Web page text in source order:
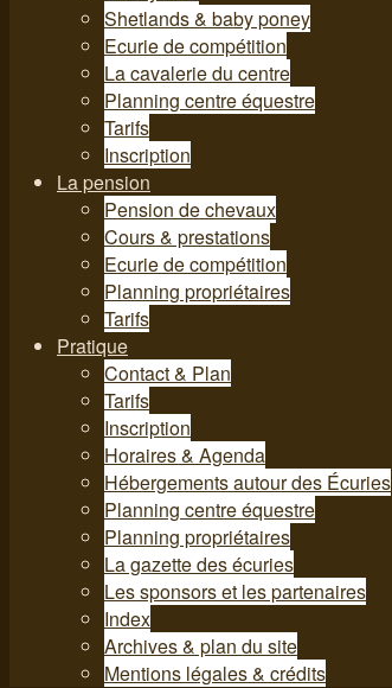
Shetlands & baby poney
Ecurie de compétition
La cavalerie du centre
Planning centre équestre
Tarifs
Inscription
La pension
Pension de chevaux
Cours & prestations
Ecurie de compétition
Planning propriétaires
Tarifs
Pratique
Contact & Plan
Tarifs
Inscription
Horaires & Agenda
Hébergements autour des Écuries
Planning centre équestre
Planning propriétaires
La gazette des écuries
Les sponsors et les partenaires
Index
Archives & plan du site
Mentions légales & crédits